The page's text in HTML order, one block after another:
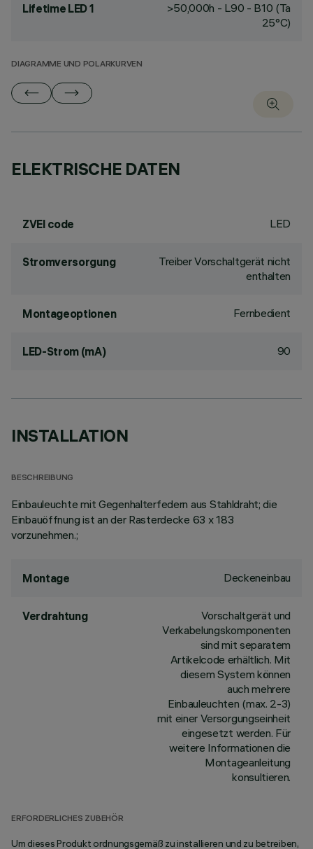
Lifetime LED 1
>50,000h - L90 - B10 (Ta
25°C)
DIAGRAMME UND POLARKURVEN
ELEKTRISCHE DATEN
ZVEI code LED
Stromversorgung
Treiber Vorschaltgerät nicht
enthalten
Montageoptionen Fernbedient
LED-Strom (mA) 90
INSTALLATION
BESCHREIBUNG
Einbauleuchte mit Gegenhalterfedern aus Stahldraht; die
Einbauöffnung ist an der Rasterdecke 63 x 183
vorzunehmen.;
Montage Deckeneinbau
Verdrahtung
Vorschaltgerät und
Verkabelungskomponenten
sind mit separatem
Artikelcode erhältlich. Mit
diesem System können
auch mehrere
Einbauleuchten (max. 2-3)
mit einer Versorgungseinheit
eingesetzt werden. Für
weitere Informationen die
Montageanleitung
konsultieren.
ERFORDERLICHES ZUBEHÖR
Um dieses Produkt ordnungsgemäß zu installieren und zu betreiben,